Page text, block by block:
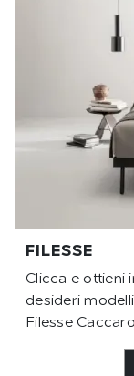
FILESSE
Clicca e ottieni
desideri
Filesse